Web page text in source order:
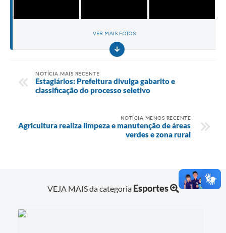
VER MAIS FOTOS
NOTÍCIA MAIS RECENTE
Estagiários: Prefeitura divulga gabarito e
classificação do processo seletivo
NOTÍCIA MENOS RECENTE
Agricultura realiza limpeza e manutenção de áreas
verdes e zona rural
VEJA MAIS da categoria Esportes